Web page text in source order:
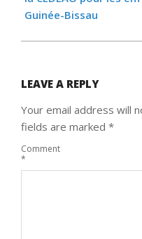
Guinée-Bissau
LEAVE A REPLY
Your email address will
fields are marked *
Comment
*